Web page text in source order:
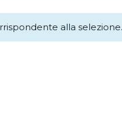
alla selezione.